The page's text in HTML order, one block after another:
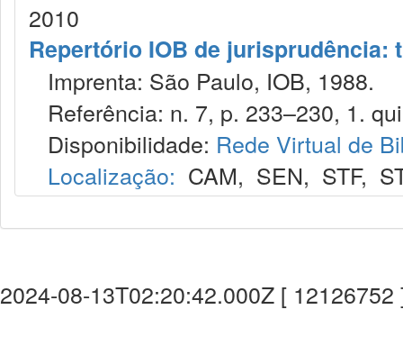
2010
Repertório IOB de
Imprenta: São Paulo, IOB, 1988.
Referência: n. 7, p. 233–230, 1.
Disponibilidade: Rede Virtual de
Localização: CAM, SEN, STF,
2024-08-13T02:20:42.000Z [ 12126752